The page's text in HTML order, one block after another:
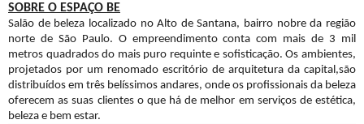
SOBRE O ESPAÇO BE
Salão de beleza localizado no Alto de Santana, bairro nobre da região
norte de São Paulo. O empreendimento conta com mais de 3 mil
metros quadrados do mais puro requinte e sofisticação. Os ambientes,
projetados por um renomado escritório de arquitetura da capital,são
distribuídos em três belíssimos andares, onde os profissionais da beleza
oferecem as suas clientes o que há de melhor em serviços de estética,
beleza e bem estar.